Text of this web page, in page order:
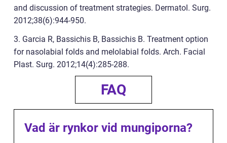
and discussion of treatment strategies. Dermatol. Surg.
2012;38(6):944-950.
3. Garcia R, Bassichis B, Bassichis B. Treatment option
for nasolabial folds and melolabial folds. Arch. Facial
Plast. Surg. 2012;14(4):285-288.
FAQ
Vad är rynkor vid mungiporna?